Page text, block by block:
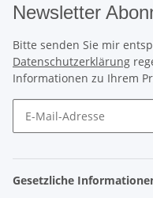
Newsletter
Bitte senden Sie mir
Datenschutzerklärung
Informationen zu Ihrem
Gesetzliche